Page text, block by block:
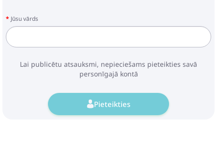
Jūsu vārds
Lai publicētu atsauksmi, nepieciešams pieteikties savā
personīgajā kontā
Pieteikties